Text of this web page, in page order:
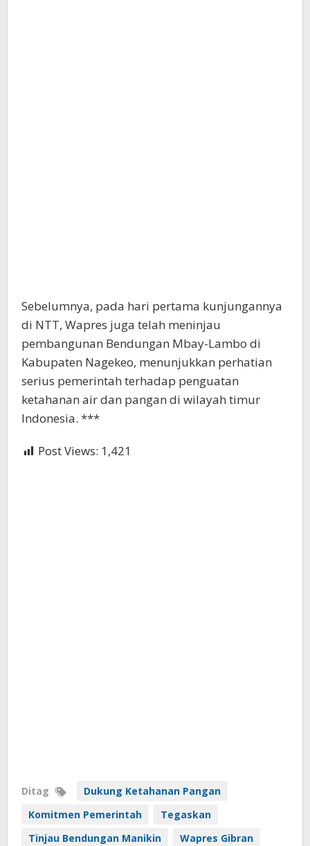
Sebelumnya, pada hari pertama kunjungannya
di NTT, Wapres juga telah meninjau
pembangunan Bendungan Mbay-Lambo di
Kabupaten Nagekeo, menunjukkan perhatian
serius pemerintah terhadap penguatan
ketahanan air dan pangan di wilayah timur
Indonesia. ***
Post Views: 1,421
Ditag
Dukung Ketahanan Pangan
Komitmen Pemerintah
Tegaskan
Tinjau Bendungan Manikin
Wapres Gibran